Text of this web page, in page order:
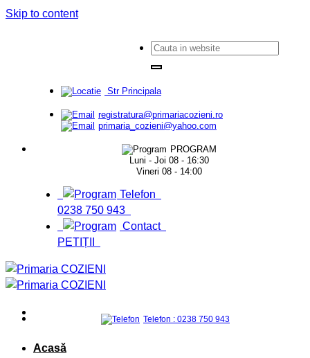
Skip to content
Str Principala
registratura@primariacozieni.ro
primaria_cozieni@yahoo.com
PROGRAM
Luni - Joi 08 - 16:30
Vineri 08 - 14:00
Telefon
0238 750 943
Contact
PETIȚII
Acasă
Telefon : 0238 750 943